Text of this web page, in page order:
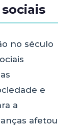
no século
e
a
afetou